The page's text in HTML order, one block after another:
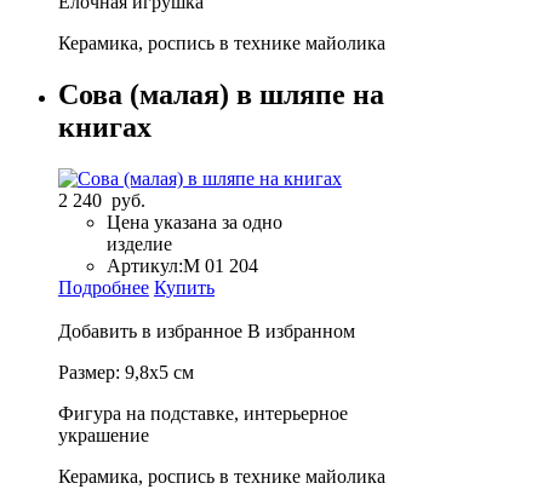
Керамика, роспись в технике майолика
Сова (малая) в шляпе на
книгах
2 240 руб.
Цена указана за одно
изделие
Артикул:М 01 204
Подробнее Купить
Добавить в избранное В избранном
Размер: 9,8х5 см
Фигура на подставке, интерьерное
украшение
Керамика, роспись в технике майолика